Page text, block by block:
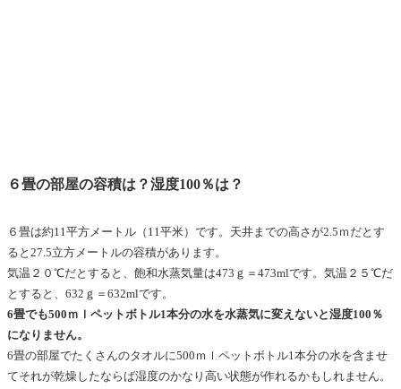
６畳の部屋の容積は？湿度100％は？
６畳は約11平方メートル（11平米）です。天井までの高さが2.5ｍだとす
ると27.5立方メートルの容積があります。
気温２０℃だとすると、飽和水蒸気量は473ｇ＝473mlです。気温２５℃だ
とすると、632ｇ＝632mlです。
6畳でも500ｍｌペットボトル1本分の水を水蒸気に変えないと湿度100％
になりません。
6畳の部屋でたくさんのタオルに500ｍｌペットボトル1本分の水を含ませ
てそれが乾燥したならば湿度のかなり高い状態が作れるかもしれません。